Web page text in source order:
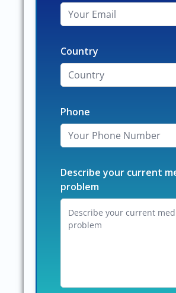
Country
Phone
Describe your current
problem